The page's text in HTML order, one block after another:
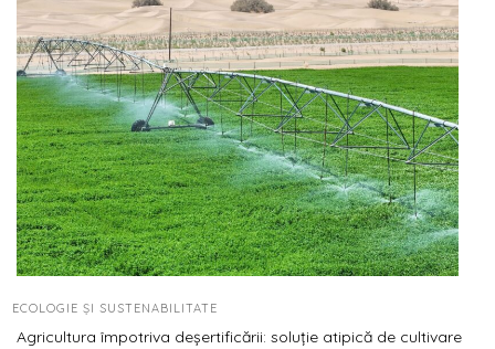
ECOLOGIE ȘI SUSTENABILITATE
Agricultura împotriva deșertificării: soluție atipică de cultivare